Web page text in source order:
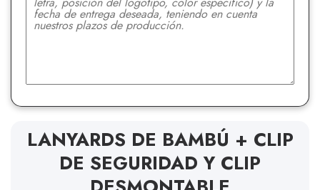
LANYARDS DE BAMBÚ + CLIP
DE SEGURIDAD Y CLIP